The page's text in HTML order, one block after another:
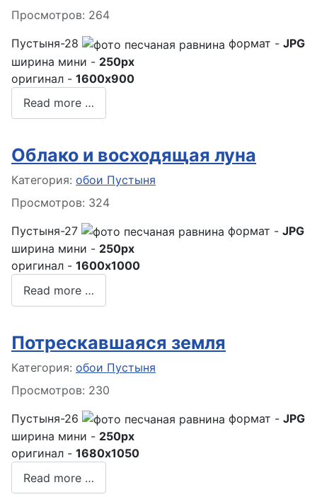
Просмотров: 264
Пустыня-28
формат - JPG
ширина мини - 250px
оригинал - 1600x900
Read more …
Облако и восходящая луна
Информация о материале
Категория: обои Пустыня
Просмотров: 324
Пустыня-27
формат - JPG
ширина мини - 250px
оригинал - 1600x1000
Read more …
Потрескавшаяся земля
Информация о материале
Категория: обои Пустыня
Просмотров: 230
Пустыня-26
формат - JPG
ширина мини - 250px
оригинал - 1680x1050
Read more …